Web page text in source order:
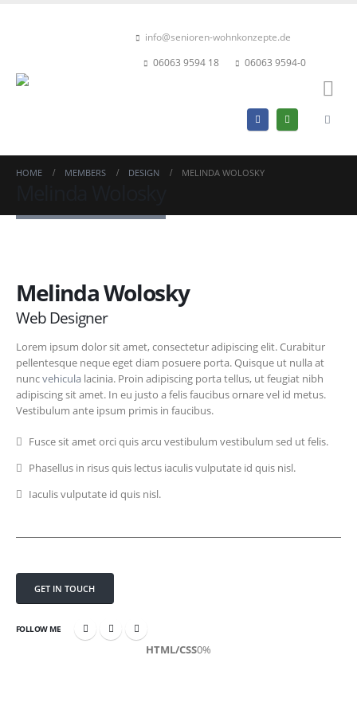
info@senioren-wohnkonzepte.de
06063 9594 18
06063 9594-0
HOME MEMBERS DESIGN MELINDA WOLOSKY
Melinda Wolosky
Web Designer
Lorem ipsum dolor sit amet, consectetur adipiscing elit. Curabitur
pellentesque neque eget diam posuere porta. Quisque ut nulla at
nuncvehicula lacinia. Proin adipiscing porta tellus, ut feugiat nibh
adipiscing sit amet. In eu justo a felis faucibus ornare vel id metus.
Vestibulum ante ipsum primis in faucibus.
Fusce sit amet orci quis arcu vestibulum vestibulum sed ut felis.
Phasellus in risus quis lectus iaculis vulputate id quis nisl.
Iaculis vulputate id quis nisl.
GET IN TOUCH
FOLLOW ME
HTML/CSS0%